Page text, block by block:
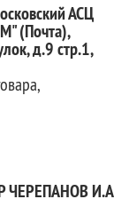
АСЦ
(Почта),
д.9 стр.1,
ЧЕРЕПАНОВ И.А